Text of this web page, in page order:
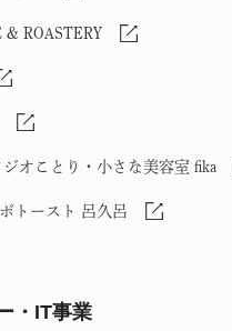
& ROASTERY
オことり・小さな美容室 fika
トースト 呂久呂
・IT事業